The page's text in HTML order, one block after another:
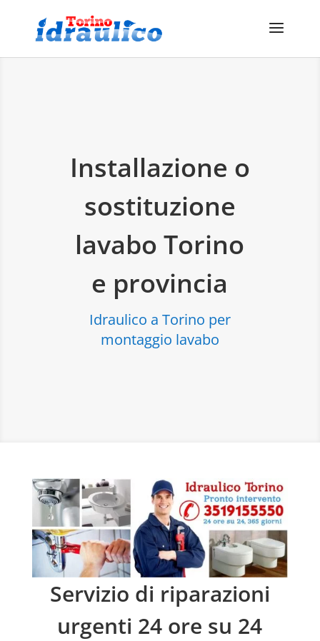
Installazione o
sostituzione
lavabo Torino
e provincia
Idraulico a Torino per
montaggio lavabo
Servizio di riparazioni
urgenti 24 ore su 24